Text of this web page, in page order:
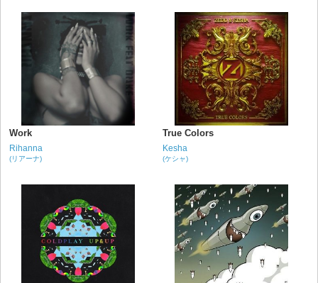
Work
Rihanna
(リアーナ)
True Colors
Kesha
(ケシャ)